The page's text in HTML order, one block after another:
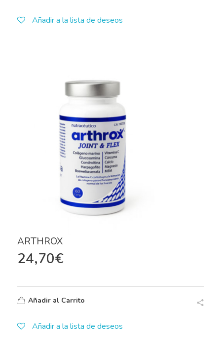
Añadir a la lista de deseos
ARTHROX
24,70€
Añadir al Carrito
Añadir a la lista de deseos